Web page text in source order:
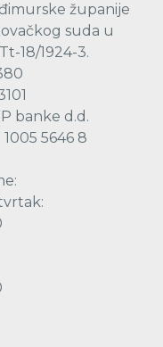
županije
suda u
18/1924-3.
banke d.d.
5646 8